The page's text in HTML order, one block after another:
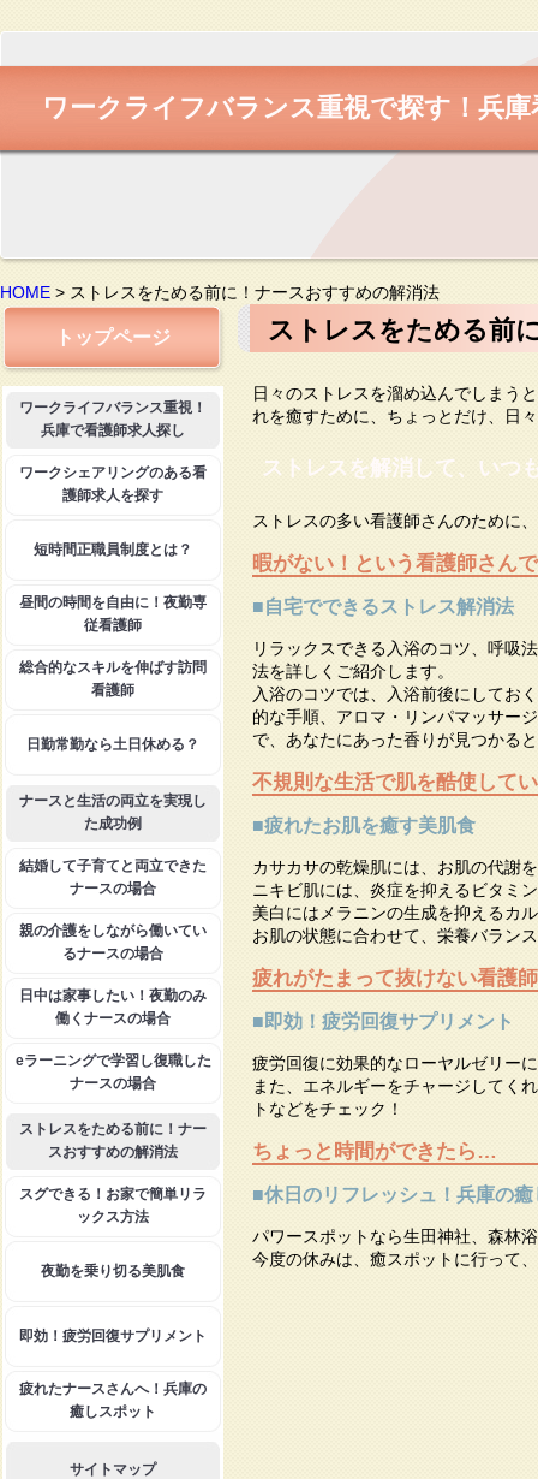
ワークライフバランス重視で探す！兵
HOME > ストレスをためる前に！ナースおすすめの解消法
ストレスをためる前
日々のストレスを溜め込んでしまう
れを癒すために、ちょっとだけ、日
ストレスを解消して、いつ
ストレスの多い看護師さんのために
暇がない！という看護師さん
■自宅でできるストレス解消法
リラックスできる入浴のコツ、呼吸
法を詳しくご紹介します。
入浴のコツでは、入浴前後にしてお
的な手順、アロマ・リンパマッサー
で、あなたにあった香りが見つかる
不規則な生活で肌を酷使して
■疲れたお肌を癒す美肌食
カサカサの乾燥肌には、お肌の代謝
ニキビ肌には、炎症を抑えるビタミ
美白にはメラニンの生成を抑えるカ
お肌の状態に合わせて、栄養バラン
疲れがたまって抜けない看護
■即効！疲労回復サプリメント
疲労回復に効果的なローヤルゼリー
また、エネルギーをチャージしてく
トなどをチェック！
ちょっと時間ができたら…
■休日のリフレッシュ！兵庫の
パワースポットなら生田神社、森林
今度の休みは、癒スポットに行って
トップページ
ワークライフバランス重視！
兵庫で看護師求人探し
ワークシェアリングのある看
護師求人を探す
短時間正職員制度とは？
昼間の時間を自由に！夜勤専
従看護師
総合的なスキルを伸ばす訪問
看護師
日勤常勤なら土日休める？
ナースと生活の両立を実現し
た成功例
結婚して子育てと両立できた
ナースの場合
親の介護をしながら働いてい
るナースの場合
日中は家事したい！夜勤のみ
働くナースの場合
eラーニングで学習し復職した
ナースの場合
ストレスをためる前に！ナー
スおすすめの解消法
スグできる！お家で簡単リラ
ックス方法
夜勤を乗り切る美肌食
即効！疲労回復サプリメント
疲れたナースさんへ！兵庫の
癒しスポット
サイトマップ